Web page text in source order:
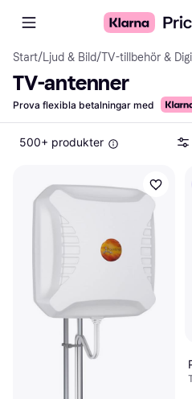
Start/Ljud & Bild/TV-tillbehör &
TV-antenner
Prova flexibla betalningar med
500+ produkter